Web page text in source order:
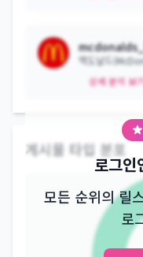
상세 분석 보
로그인
모든 순위의 릴
로
@starbuckskorea 계
게시물 타입 분포